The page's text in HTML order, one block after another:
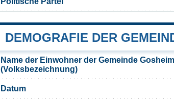
DEMOGRAFIE DER
Name der Einwohner der Gemeinde Gosheim
(Volksbezeichnung)
Datum